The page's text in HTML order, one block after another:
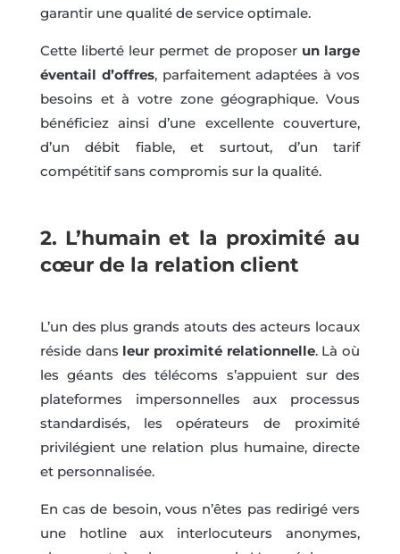
garantir une qualité de service optimale.
Cette liberté leur permet de proposer un large
éventail d’offres, parfaitement adaptées à vos
besoins et à votre zone géographique. Vous
bénéficiez ainsi d’une excellente couverture,
d’un débit fiable, et surtout, d’un tarif
compétitif sans compromis sur la qualité.
2. L’humain et la proximité au
cœur de la relation client
L’un des plus grands atouts des acteurs locaux
réside dans leur proximité relationnelle. Là où
les géants des télécoms s’appuient sur des
plateformes impersonnelles aux processus
standardisés, les opérateurs de proximité
privilégient une relation plus humaine, directe
et personnalisée.
En cas de besoin, vous n’êtes pas redirigé vers
une hotline aux interlocuteurs anonymes,